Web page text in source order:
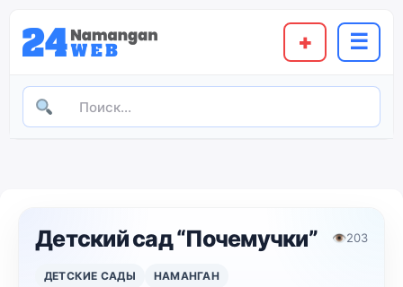
+ ☰
Детский сад “Почемучки” 👁203
ДЕТСКИЕ САДЫ НАМАНГАН